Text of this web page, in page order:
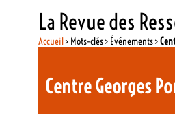
La Revue des
Accueil> Mots-clés > Événements >
Centre Georges